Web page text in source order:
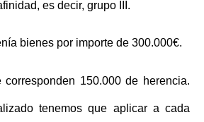
es decir, grupo III .
bienes por importe de 300.000€.
150.000 de herencia.
tenemos que aplicar a cada